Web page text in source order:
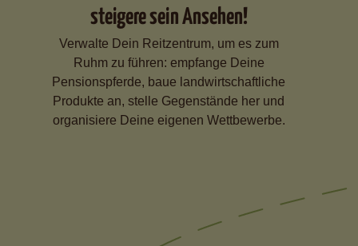
steigere sein Ansehen!
Verwalte Dein Reitzentrum, um es zum
Ruhm zu führen: empfange Deine
Pensionspferde, baue landwirtschaftliche
Produkte an, stelle Gegenstände her und
organisiere Deine eigenen Wettbewerbe.